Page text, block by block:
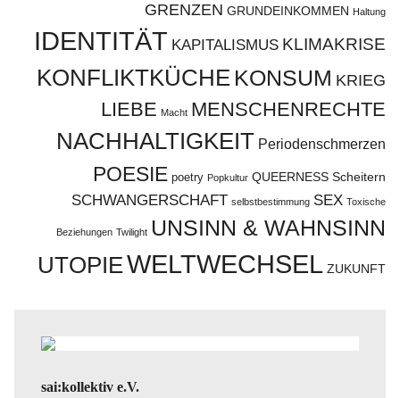
GRENZEN GRUNDEINKOMMEN Haltung
IDENTITÄT KAPITALISMUS KLIMAKRISE
KONFLIKTKÜCHE KONSUM KRIEG
LIEBE Macht MENSCHENRECHTE
NACHHALTIGKEIT Periodenschmerzen
POESIE poetry Popkultur QUEERNESS Scheitern
SCHWANGERSCHAFT selbstbestimmung SEX Toxische
Beziehungen Twilight UNSINN & WAHNSINN
UTOPIEWELTWECHSEL ZUKUNFT
sai:kollektiv e.V.